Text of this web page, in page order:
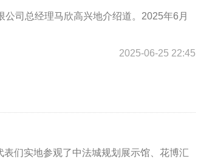
司总经理马欣高兴地介绍道。2025年6月
2025-06-25 22:45
们实地参观了中法城规划展示馆、花博汇